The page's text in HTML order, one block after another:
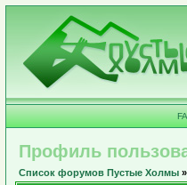
Профиль
Список форумов Пустые Холмы